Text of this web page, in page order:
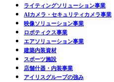
ライティングソリューション事業
AIカメラ・セキュリティカメラ事業
映像ソリューション事業
ロボティクス事業
エアソリューション事業
建築内装資材
スポーツ施設
店舗什器・内装事業
アイリスグループの強み